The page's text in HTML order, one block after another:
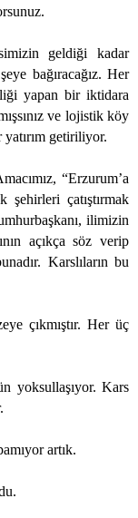
geldiği kadar
bağıracağız. Her
yapan bir iktidara
ve lojistik köy
getiriliyor.
“Erzurum’a
şehirleri çatıştırmak
ilimizin
açıkça söz verip
Karslıların bu
çıkmıştır. Her üç
yoksullaşıyor. Kars
artık.